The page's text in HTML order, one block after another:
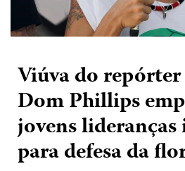
Viúva do repórter
Dom Phillips
jovens
para defesa da